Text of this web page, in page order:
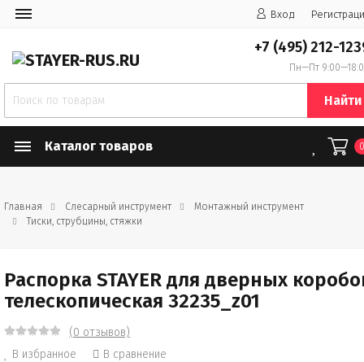
Вход
+7 (495) 212-
Пн—Пт
Найти
Каталог товаров
Главная Слесарный инструмент
Монтажный инструмент
Тиски, струбцины, стяжки
Распорка STAYER для дверных
телескопическая 32235_z01
(0 отзывов)
В избранное
В сравнение